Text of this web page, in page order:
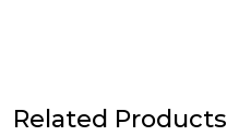
Related Products